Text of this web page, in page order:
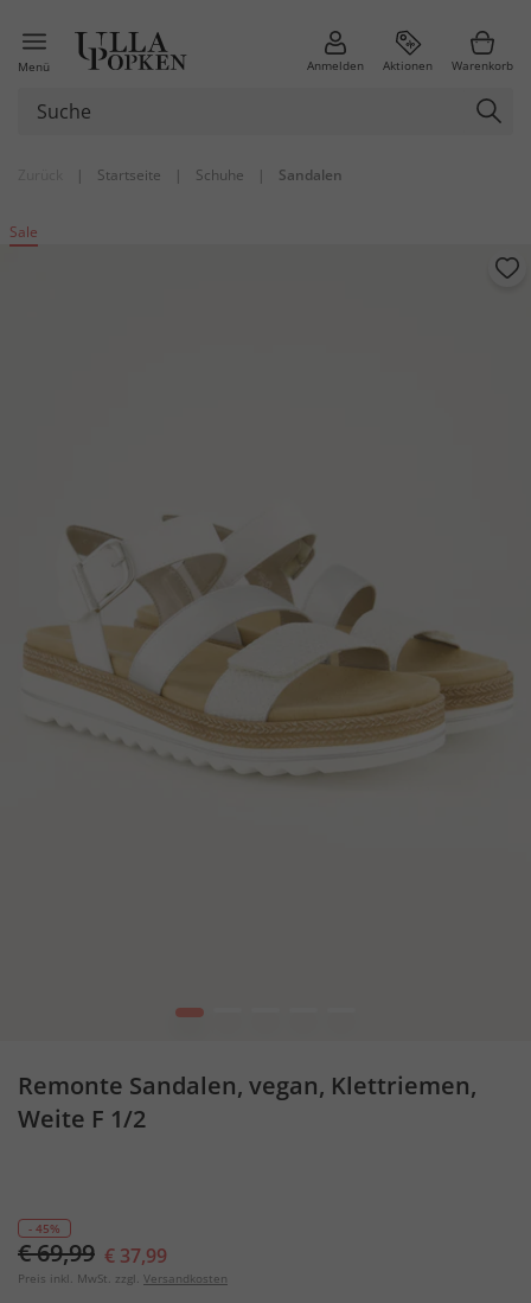
Menü Anmelden Aktionen Warenkorb
| Startseite | Schuhe | Sandalen
Sale
1
Remonte Sandalen, vegan, Klettriemen,
Weite F 1/2
- 45%
€ 69,99 € 37,99
Preis inkl. MwSt. zzgl. Versandkosten